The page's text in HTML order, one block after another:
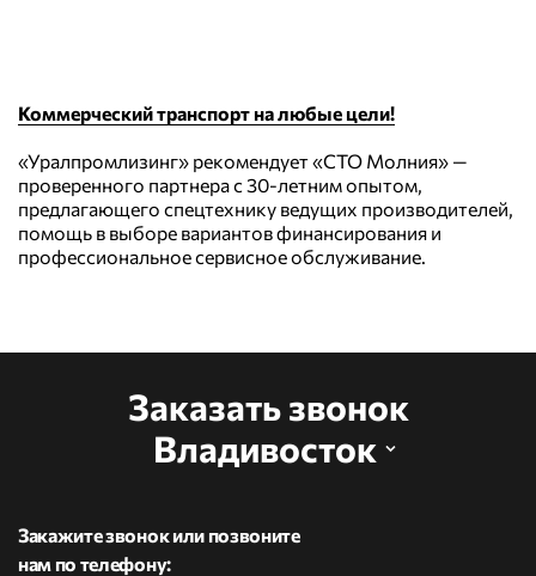
Коммерческий транспорт на любые цели!
«Уралпромлизинг» рекомендует «СТО Молния» —
проверенного партнера с 30-летним опытом,
предлагающего спецтехнику ведущих производителей,
помощь в выборе вариантов финансирования и
профессиональное сервисное обслуживание.
Заказать звонок
Владивосток
Закажите звонок или позвоните
нам по телефону: